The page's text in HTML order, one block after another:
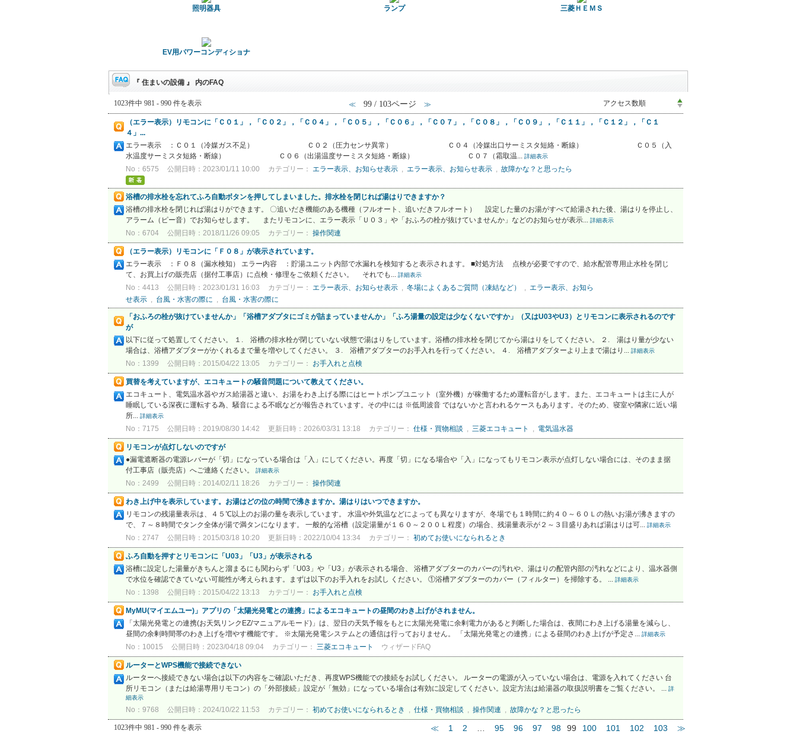
照明器具 ランプ 三菱ＨＥＭＳ
EV用パワーコンディショナ
『 住まいの設備 』 内のFAQ
1023件中 981 - 990 件を表示 ≪ 99 / 103ページ ≫
（エラー表示）リモコンに「Ｃ０１」，「Ｃ０２」，「Ｃ０４」，「Ｃ０５」，「Ｃ０６」，「Ｃ０７」，「Ｃ０８」，「Ｃ０９」，「Ｃ１１」，「Ｃ１２」，「Ｃ１
４」...
エラー表示 ：Ｃ０１（冷媒ガス不足） Ｃ０２（圧力センサ異常） Ｃ０４（冷媒出口サーミスタ短絡・断線） Ｃ０５（入
水温度サーミスタ短絡・断線） Ｃ０６（出湯温度サーミスタ短絡・断線） Ｃ０７（霜取温... 詳細表示
No：6575 公開日時：2023/01/11 10:00 カテゴリー： エラー表示、お知らせ表示 , エラー表示、お知らせ表示 , 故障かな？と思ったら
浴槽の排水栓を忘れてふろ自動ボタンを押してしまいました。排水栓を閉じれば湯はりできますか？
浴槽の排水栓を閉じれば湯はりができます。 〇追いだき機能のある機種（フルオート、追いだきフルオート） 設定した量のお湯がすべて給湯された後、湯はりを停止し、
アラーム（ピー音）でお知らせします。 またリモコンに、エラー表示「Ｕ０３」や「おふろの栓が抜けていませんか」などのお知らせが表示... 詳細表示
No：6704 公開日時：2018/11/26 09:05 カテゴリー： 操作関連
（エラー表示）リモコンに「Ｆ０８」が表示されています。
エラー表示 ：Ｆ０８（漏水検知） エラー内容 ：貯湯ユニット内部で水漏れを検知すると表示されます。 ■対処方法 点検が必要ですので、給水配管専用止水栓を閉じ
て、お買上げの販売店（据付工事店）に点検・修理をご依頼ください。 それでも... 詳細表示
No：4413 公開日時：2023/01/31 16:03 カテゴリー： エラー表示、お知らせ表示 , 冬場によくあるご質問（凍結など） , エラー表示、お知ら
せ表示 , 台風・水害の際に , 台風・水害の際に
「おふろの栓が抜けていませんか」「浴槽アダプタにゴミが詰まっていませんか」「ふろ湯量の設定は少なくないですか」（又はU03やU3）とリモコンに表示されるのです
が
以下に従って処置してください。 １. 浴槽の排水栓が閉じていない状態で湯はりをしています。浴槽の排水栓を閉じてから湯はりをしてください。 ２. 湯はり量が少ない
場合は、浴槽アダプターがかくれるまで量を増やしてください。 ３. 浴槽アダプターのお手入れを行ってください。 ４. 浴槽アダプターより上まで湯はり... 詳細表示
No：1399 公開日時：2015/04/22 13:05 カテゴリー： お手入れと点検
買替を考えていますが、エコキュートの騒音問題について教えてください。
エコキュート、電気温水器やガス給湯器と違い、お湯をわき上げる際にはヒートポンプユニット（室外機）が稼働するため運転音がします。また、エコキュートは主に人が
睡眠している深夜に運転する為、騒音による不眠などが報告されています。その中には ※低周波音 ではないかと言われるケースもあります。そのため、寝室や隣家に近い場
所... 詳細表示
No：7175 公開日時：2019/08/30 14:42 更新日時：2026/03/31 13:18 カテゴリー： 仕様・買物相談 , 三菱エコキュート , 電気温水器
リモコンが点灯しないのですが
●漏電遮断器の電源レバーが「切」になっている場合は「入」にしてください。再度「切」になる場合や「入」になってもリモコン表示が点灯しない場合には、そのまま据
付工事店（販売店）へご連絡ください。
詳細表示
No：2499 公開日時：2014/02/11 18:26 カテゴリー： 操作関連
わき上げ中を表示しています。お湯はどの位の時間で沸きますか。湯はりはいつできますか。
リモコンの残湯量表示は、４５℃以上のお湯の量を表示しています。 水温や外気温などによっても異なりますが、冬場でも１時間に約４０～６０Ｌの熱いお湯が沸きますの
で、７～８時間でタンク全体が湯で満タンになります。 一般的な浴槽（設定湯量が１６０～２００Ｌ程度）の場合、残湯量表示が２～３目盛りあれば湯はりは可... 詳細表示
No：2747 公開日時：2015/03/18 10:20 更新日時：2022/10/04 13:34 カテゴリー： 初めてお使いになられるとき
ふろ自動を押すとリモコンに「U03」「U3」が表示される
浴槽に設定した湯量がきちんと溜まるにも関わらず「U03」や「U3」が表示される場合、 浴槽アダプターのカバーの汚れや、湯はりの配管内部の汚れなどにより、温水器側
で水位を確認できていない可能性が考えられます。まずは以下のお手入れをお試し ください。 ①浴槽アダプターのカバー（フィルター）を掃除する。 ... 詳細表示
No：1398 公開日時：2015/04/22 13:13 カテゴリー： お手入れと点検
MyMU(マイエムユー)」アプリの「太陽光発電との連携」によるエコキュートの昼間のわき上げがされません。
「太陽光発電との連携(お天気リンクEZ/マニュアルモード)」は、翌日の天気予報をもとに太陽光発電に余剰電力があると判断した場合は、夜間にわき上げる湯量を減らし、
昼間の余剰時間帯のわき上げを増やす機能です。 ※太陽光発電システムとの通信は行っておりません。 「太陽光発電との連携」による昼間のわき上げが予定さ... 詳細表示
No：10015 公開日時：2023/04/18 09:04 カテゴリー： 三菱エコキュート ウィザードFAQ
ルーターとWPS機能で接続できない
ルーターへ接続できない場合は以下の内容をご確認いただき、再度WPS機能での接続をお試しください。 ルーターの電源が入っていない場合は、電源を入れてください 台
所リモコン（または給湯専用リモコン）の「外部接続」設定が「無効」になっている場合は有効に設定してください。設定方法は給湯器の取扱説明書をご覧ください。 ... 詳
細表示
No：9768 公開日時：2024/10/22 11:53 カテゴリー： 初めてお使いになられるとき , 仕様・買物相談 , 操作関連 , 故障かな？と思ったら
1023件中 981 - 990 件を表示 ≪ 1 2 95 96 97 98 99 100 101 102 103 ≫